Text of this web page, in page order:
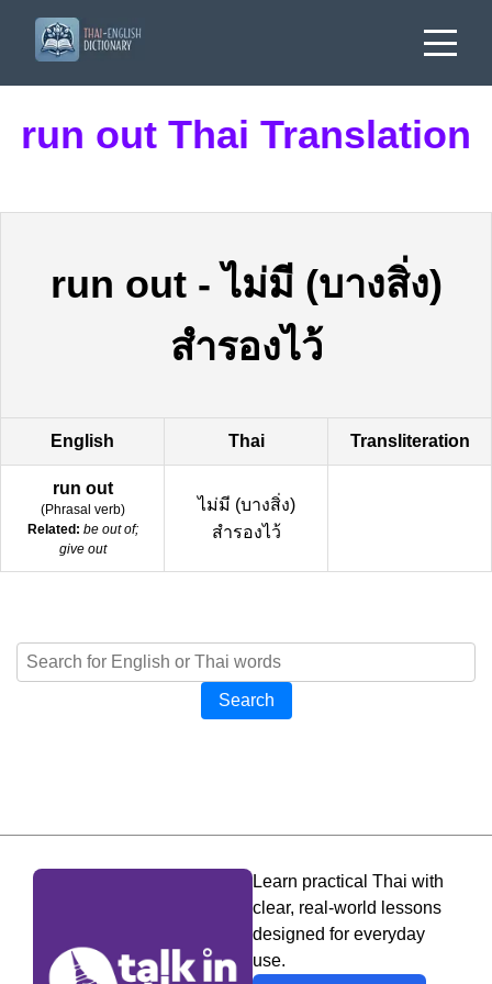
run out Thai Translation
run out-ไม่มี (บางสิ่ง)
สำรองไว้
English Thai Transliteration
run out
(Phrasal verb)
Related: be out of;
give out
ไม่มี (บางสิ่ง)
สำรองไว้
Search
Learn practical Thai with
clear, real-world lessons
designed for everyday
use.